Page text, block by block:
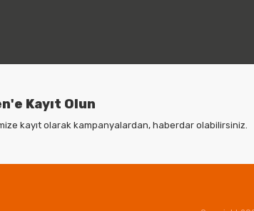
Kayıt Olun
kayıt olarak kampanyalardan, haberdar olabilirsiniz.